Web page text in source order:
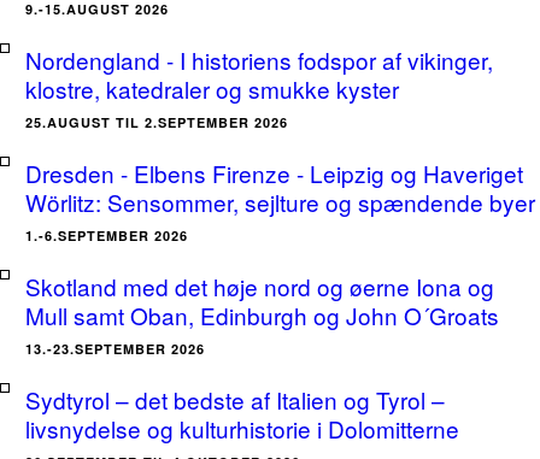
9.-15.AUGUST 2026
Nordengland - I historiens fodspor af vikinger,
klostre, katedraler og smukke kyster
25.AUGUST TIL 2.SEPTEMBER 2026
Dresden - Elbens Firenze - Leipzig og Haveriget
Wörlitz: Sensommer, sejlture og spændende byer
1.-6.SEPTEMBER 2026
Skotland med det høje nord og øerne Iona og
Mull samt Oban, Edinburgh og John O´Groats
13.-23.SEPTEMBER 2026
Sydtyrol – det bedste af Italien og Tyrol –
livsnydelse og kulturhistorie i Dolomitterne